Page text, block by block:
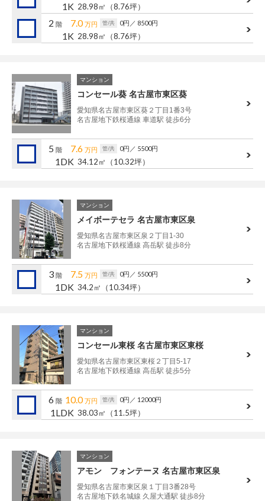
閉じる
1K 28.98㎡ （8.76坪）
2 階 7.0万円 管/共 0円 ／ 8500円
1K 28.98㎡ （8.76坪）
マンション
コンセール葵 名古屋市東区葵
愛知県名古屋市東区葵２丁目1番3号
名古屋地下鉄桜通線 車道駅 徒歩6分
5 階 7.6 万円 管/共 0円 ／ 5500円
1DK 34.12㎡ （10.32坪）
マンション
メイボーテセラ 名古屋市東区泉
愛知県名古屋市東区泉２丁目1-30
名古屋地下鉄桜通線 高岳駅 徒歩8分
3 階 7.5 万円 管/共 0円 ／ 5500円
1DK 34.2㎡ （10.34坪）
マンション
コンセール東桜 名古屋市東区東桜
愛知県名古屋市東区東桜２丁目5-17
名古屋地下鉄桜通線 高岳駅 徒歩5分
6 階 10.0万円 管/共 0円 ／ 12000円
1LDK 38.03㎡ （11.5坪）
マンション
アモン フォンテーヌ 名古屋市東区泉
愛知県名古屋市東区泉１丁目3番28号
名古屋地下鉄名城線 久屋大通駅 徒歩8分